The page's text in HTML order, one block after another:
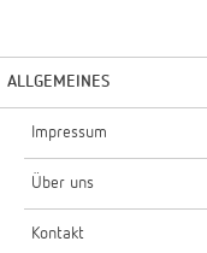
ALLGEMEINES
Impressum
Über uns
Kontakt